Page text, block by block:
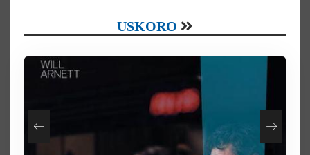
USKORO